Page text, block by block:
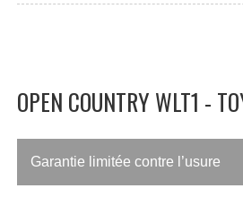
OPEN COUNTRY WLT1 -
Garantie limitée contre l’usure